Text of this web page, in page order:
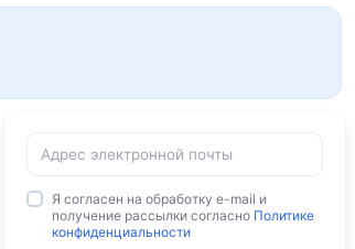
Я согласен на обработку e-mail и
получение рассылки согласно Политике
конфиденциальности